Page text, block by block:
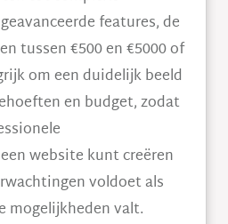
features, de
tussen €500 en €5000 of
om een duidelijk beeld
en budget, zodat
website kunt creëren
voldoet als
mogelijkheden valt.